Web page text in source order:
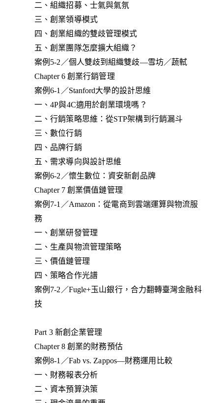
二、組織招募、士氣與氣氛
三、創業領導模式
四、創業組織的雙歧管理模式
五、創業團隊怎麼擴大組織？
案例5-2／個人雙歧到組織雙歧—雪坊／蔬軾
Chapter 6 創業行銷管理
案例6-1／Stanford大學的設計思維
一、4P與4C適用於創業環境嗎？
二、行銷策略思維：從STP架構到行銷漏斗
三、數位行銷
四、品牌行銷
五、需求導向與設計思維
案例6-2／懷生數位：資安新創品牌
Chapter 7 創業價值鏈管理
案例7-1／Amazon：從電商到雲端運算與物流服
務
一、創業研發管理
二、生產與物流管理策略
三、價值鏈管理
四、策略合作光譜
案例7-2／Fugle+玉山銀行，合力翻轉臺灣金融科
技
Part 3 新創企業管理
Chapter 8 創業的財務預估
案例8-1／Fab vs. Zappos—財務運用比較
一、財務報表分析
二、資本預算決策